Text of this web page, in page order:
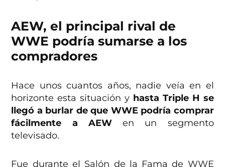
AEW, el principal rival de
WWE podría sumarse a los
compradores
Hace unos cuantos años, nadie veía en el
horizonte esta situación y hasta Triple H se
llegó a burlar de que WWE podría comprar
fácilmente a AEWen un segmento
televisado.
Fue durante el Salón de la Fama de WWE